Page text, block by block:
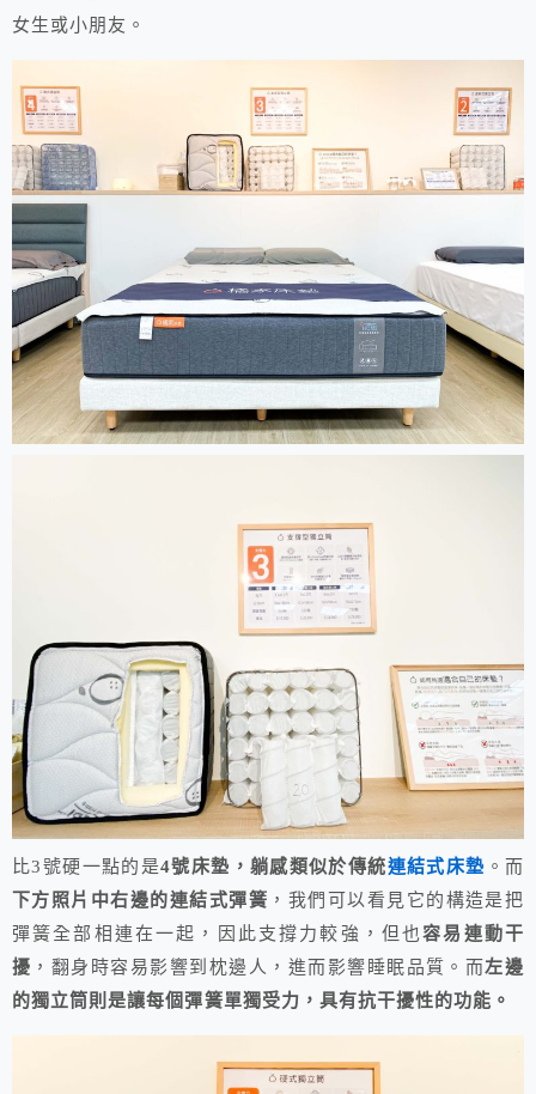
女生或小朋友。
比3號硬一點的是4號床墊，躺感類似於傳統連結式床墊 。而
下方照片中右邊的連結式彈簧 ，我們可以看見它的構造是把
彈簧全部相連在一起，因此支撐力較強，但也容易連動干
擾 ，翻身時容易影響到枕邊人，進而影響睡眠品質。而左邊
的獨立筒則是讓每個彈簧單獨受力，具有抗干擾性的功能。